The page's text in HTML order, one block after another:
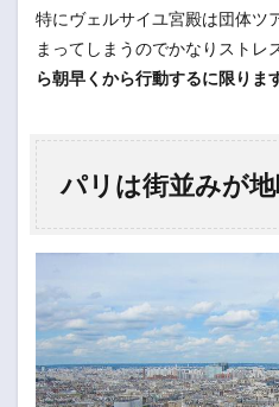
特にヴェルサイユ宮殿は団体ツ
まってしまうのでかなりストレ
ら朝早くから行動するに限ります
パリは街並みが